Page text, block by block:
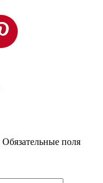
Обязательные поля